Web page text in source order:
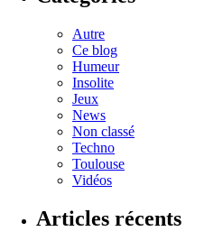
Autre
Ce blog
Humeur
Insolite
Jeux
News
Non classé
Techno
Toulouse
Vidéos
Articles récents